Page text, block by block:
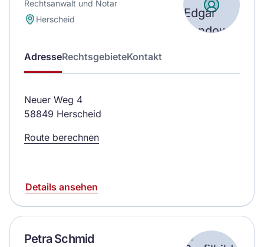
Rechtsanwalt und Notar
Herscheid
AdresseRechtsgebieteKontakt
Neuer Weg 4
58849 Herscheid
Route berechnen
Details ansehen
Petra Schmid